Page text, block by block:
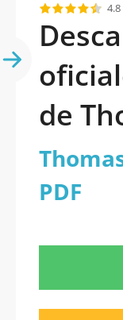
4.8
de
PDF